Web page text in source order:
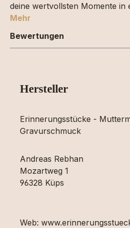
deine wertvollsten Momente in
Mehr
Bewertungen
Hersteller
Erinnerungsstücke -
Gravurschmuck
Andreas Rebhan
Mozartweg 1
96328 Küps
Web: